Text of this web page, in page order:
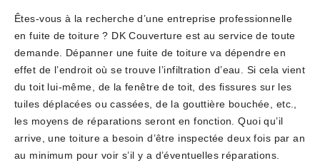
Êtes-vous à la recherche d’une entreprise professionnelle
en fuite de toiture ? DK Couverture est au service de toute
demande. Dépanner une fuite de toiture va dépendre en
effet de l’endroit où se trouve l’infiltration d’eau. Si cela vient
du toit lui-même, de la fenêtre de toit, des fissures sur les
tuiles déplacées ou cassées, de la gouttière bouchée, etc.,
les moyens de réparations seront en fonction. Quoi qu’il
arrive, une toiture a besoin d’être inspectée deux fois par an
au minimum pour voir s’il y a d’éventuelles réparations.